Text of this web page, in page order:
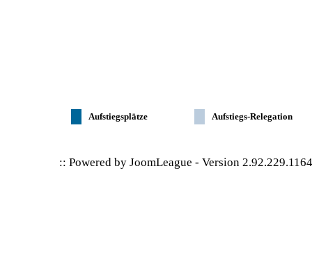
Aufstiegsplätze Aufstiegs-Relegation
:: Powered byJoomLeague -Version